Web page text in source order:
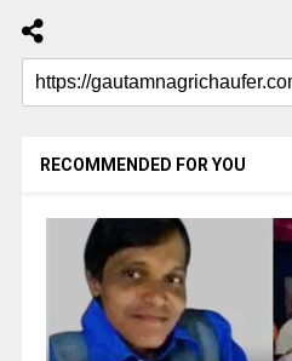
RECOMMENDED FOR YOU